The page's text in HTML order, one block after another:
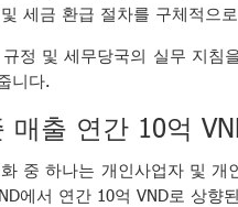
세금 환급 절차를 구체적으
정 및 세무당국의 실무 지침
니다.
출 연간 10억
중 하나는 개인사업자 및
에서 연간 10억 VND로 상향